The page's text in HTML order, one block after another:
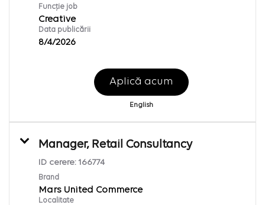
Funcție job
Creative
Data publicării
8/4/2026
Aplică acum
English
Manager, Retail Consultancy
ID cerere: 166774
Brand
Mars United Commerce
Localitate